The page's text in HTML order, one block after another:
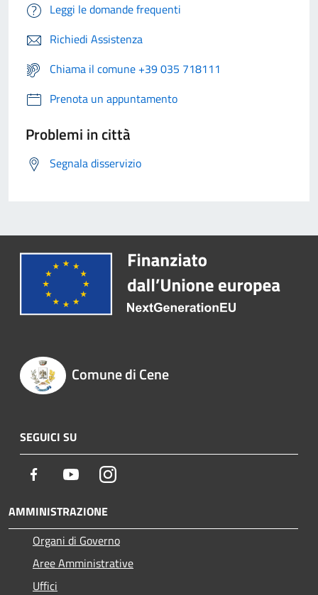
Leggi le domande frequenti
Richiedi Assistenza
Chiama il comune +39 035 718111
Prenota un appuntamento
Problemi in città
Segnala disservizio
Comune di Cene
SEGUICI SU
Facebook YoutubeInstagram
AMMINISTRAZIONE
Organi di Governo
Aree Amministrative
Uffici